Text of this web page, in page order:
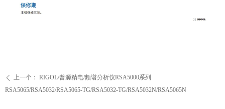
ꄴ 上一个： RIGOL/普源精电/频谱分析仪RSA5000系列
RSA5065/RSA5032/RSA5065-TG/RSA5032-TG/RSA5032N/RSA5065N